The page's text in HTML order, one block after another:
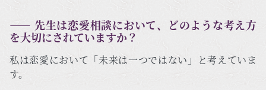
―― 先生は恋愛相談において、どのような考え方
を大切にされていますか？
私は恋愛において「未来は一つではない」と考えていま
す。